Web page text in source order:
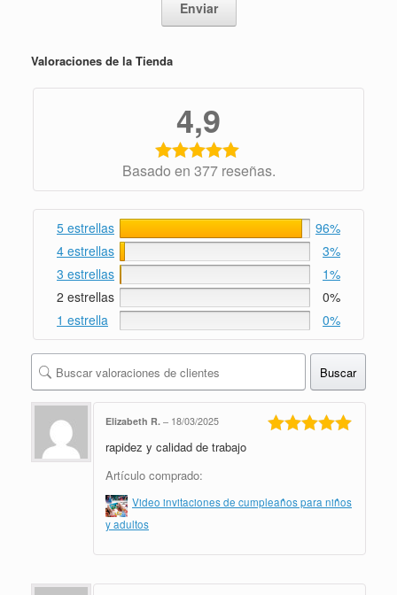
Valoraciones de la Tienda
4,9
Basado en 377 reseñas.
5 estrellas
96%
4 estrellas
3%
3 estrellas
1%
2 estrellas
0%
1 estrella
0%
Buscar
Elizabeth R. – 18/03/2025
rapidez y calidad de trabajo
Artículo comprado:
Video invitaciones de cumpleaños para niños
y adultos